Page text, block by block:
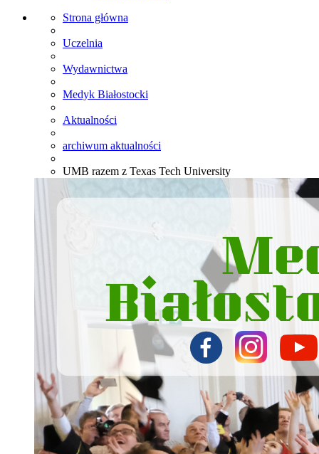
Strona główna
Uczelnia
Wydawnictwa
Medyk Białostocki
Aktualności
archiwum aktualności
UMB razem z Texas Tech University